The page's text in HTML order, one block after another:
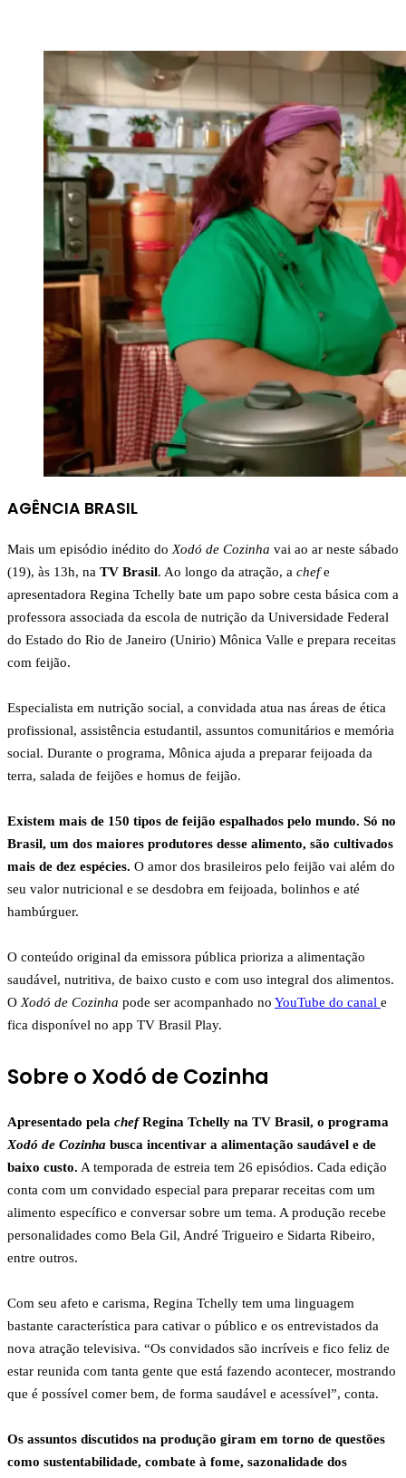
AGÊNCIA BRASIL
Mais um episódio inédito do Xodó de Cozinha vai ao ar neste sábado
(19), às 13h, na TV Brasil. Ao longo da atração, a chefe
apresentadora Regina Tchelly bate um papo sobre cesta básica com a
professora associada da escola de nutrição da Universidade Federal
do Estado do Rio de Janeiro (Unirio) Mônica Valle e prepara receitas
com feijão.
Especialista em nutrição social, a convidada atua nas áreas de ética
profissional, assistência estudantil, assuntos comunitários e memória
social. Durante o programa, Mônica ajuda a preparar feijoada da
terra, salada de feijões e homus de feijão.
Existem mais de 150 tipos de feijão espalhados pelo mundo. Só no
Brasil, um dos maiores produtores desse alimento, são cultivados
mais de dez espécies. O amor dos brasileiros pelo feijão vai além do
seu valor nutricional e se desdobra em feijoada, bolinhos e até
hambúrguer.
O conteúdo original da emissora pública prioriza a alimentação
saudável, nutritiva, de baixo custo e com uso integral dos alimentos.
O Xodó de Cozinha pode ser acompanhado no YouTube do canal e
fica disponível no app TV Brasil Play.
Sobre o Xodó de Cozinha
Apresentado pela chefRegina Tchelly na TV Brasil, o programa
Xodó de Cozinha busca incentivar a alimentação saudável e de
baixo custo. A temporada de estreia tem 26 episódios. Cada edição
conta com um convidado especial para preparar receitas com um
alimento específico e conversar sobre um tema. A produção recebe
personalidades como Bela Gil, André Trigueiro e Sidarta Ribeiro,
entre outros.
Com seu afeto e carisma, Regina Tchelly tem uma linguagem
bastante característica para cativar o público e os entrevistados da
nova atração televisiva. “Os convidados são incríveis e fico feliz de
estar reunida com tanta gente que está fazendo acontecer, mostrando
que é possível comer bem, de forma saudável e acessível”, conta.
Os assuntos discutidos na produção giram em torno de questões
como sustentabilidade, combate à fome, sazonalidade dos